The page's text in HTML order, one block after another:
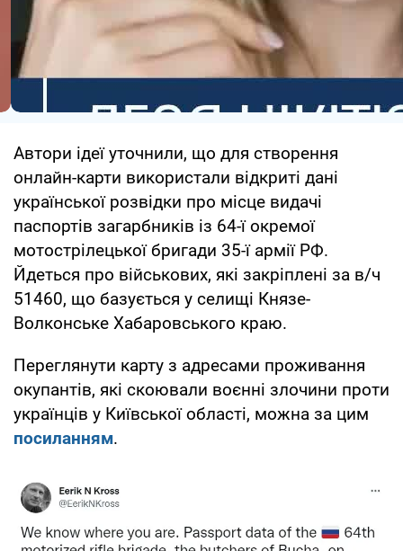
Автори ідеї уточнили, що для створення
онлайн-карти використали відкриті дані
української розвідки про місце видачі
паспортів загарбників із 64-ї окремої
мотострілецької бригади 35-ї армії РФ.
Йдеться про військових, які закріплені за в/ч
51460, що базується у селищі Князе-
Волконське Хабаровського краю.
Переглянути карту з адресами проживання
окупантів, які скоювали воєнні злочини проти
українців у Київської області, можна за цим
посиланням.